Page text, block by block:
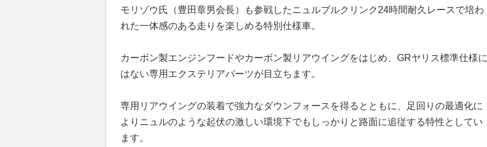
モリゾウ氏（豊田章男会長）も参戦したニュルブルクリンク24時間耐久レースで培わ
れた一体感のある走りを楽しめる特別仕様車。
カーボン製エンジンフードやカーボン製リアウイングをはじめ、GRヤリス標準仕様に
はない専用エクステリアパーツが目立ちます。
専用リアウイングの装着で強力なダウンフォースを得るとともに、足回りの最適化に
よりニュルのような起伏の激しい環境下でもしっかりと路面に追従する特性としてい
ます。